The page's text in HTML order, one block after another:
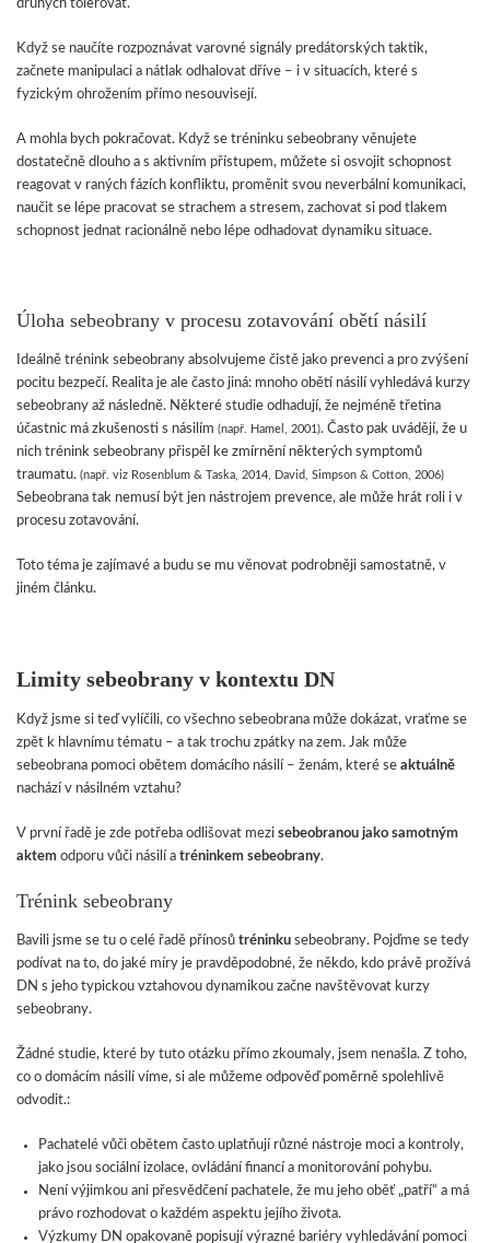
druhých tolerovat.
Když se naučíte rozpoznávat varovné signály predátorských taktik,
začnete manipulaci a nátlak odhalovat dříve – i v situacích, které s
fyzickým ohrožením přímo nesouvisejí.
A mohla bych pokračovat. Když se tréninku sebeobrany věnujete
dostatečně dlouho a s aktivním přístupem, můžete si osvojit schopnost
reagovat v raných fázích konfliktu, proměnit svou neverbální komunikaci,
naučit se lépe pracovat se strachem a stresem, zachovat si pod tlakem
schopnost jednat racionálně nebo lépe odhadovat dynamiku situace.
Úloha sebeobrany v procesu zotavování obětí násilí
Ideálně trénink sebeobrany absolvujeme čistě jako prevenci a pro zvýšení
pocitu bezpečí. Realita je ale často jiná: mnoho obětí násilí vyhledává kurzy
sebeobrany až následně. Některé studie odhadují, že nejméně třetina
účastnic má zkušenosti s násilím (např. Hamel, 2001). Často pak uvádějí, že u
nich trénink sebeobrany přispěl ke zmírnění některých symptomů
traumatu. (např. viz Rosenblum & Taska, 2014, David, Simpson & Cotton, 2006)
Sebeobrana tak nemusí být jen nástrojem prevence, ale může hrát roli i v
procesu zotavování.
Toto téma je zajímavé a budu se mu věnovat podrobněji samostatně, v
jiném článku.
Limity sebeobrany v kontextu DN
Když jsme si teď vylíčili, co všechno sebeobrana může dokázat, vraťme se
zpět k hlavnímu tématu – a tak trochu zpátky na zem. Jak může
sebeobrana pomoci obětem domácího násilí – ženám, které se aktuálně
nachází v násilném vztahu?
V první řadě je zde potřeba odlišovat mezi sebeobranou jako samotným
aktem odporu vůči násilí a tréninkem sebeobrany.
Trénink sebeobrany
Bavili jsme se tu o celé řadě přínosů tréninku sebeobrany. Pojďme se tedy
podívat na to, do jaké míry je pravděpodobné, že někdo, kdo právě prožívá
DN s jeho typickou vztahovou dynamikou začne navštěvovat kurzy
sebeobrany.
Žádné studie, které by tuto otázku přímo zkoumaly, jsem nenašla. Z toho,
co o domácím násilí víme, si ale můžeme odpověď poměrně spolehlivě
odvodit.:
Pachatelé vůči obětem často uplatňují různé nástroje moci a kontroly,
jako jsou sociální izolace, ovládání financí a monitorování pohybu.
Není výjimkou ani přesvědčení pachatele, že mu jeho oběť „patří“ a má
právo rozhodovat o každém aspektu jejího života.
Výzkumy DN opakovaně popisují výrazné bariéry vyhledávání pomoci